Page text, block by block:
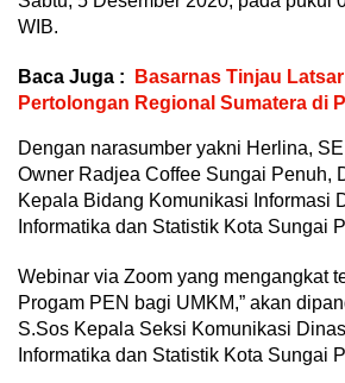
WIB.
Baca Juga :
Basarnas Tinjau
Pertolongan Regional Sumatera di
Dengan narasumber yakni Herlina, SE
Owner Radjea Coffee Sungai Penuh,
Kepala Bidang Komunikasi Informasi
Informatika dan Statistik Kota Sungai
Webinar via Zoom yang mengangkat
Progam PEN bagi UMKM,” akan
S.Sos Kepala Seksi Komunikasi
Informatika dan Statistik Kota Sungai